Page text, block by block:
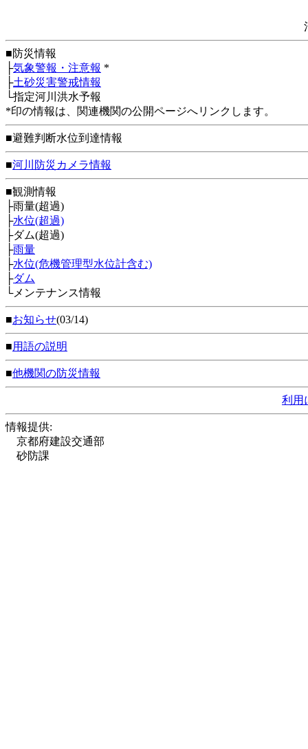
■防災情報
├気象警報・注意報 *
├土砂災害警戒情報
└指定河川洪水予報
*印の情報は、関連機関の公開ページへリンクします。
■避難判断水位到達情報
■河川防災カメラ情報
■観測情報
├雨量(超過)
├水位(超過)
├ダム(超過)
├雨量
├水位(危機管理型水位計含む)
├ダム
└メンテナンス情報
■お知らせ(03/14)
■用語の説明
■他機関の防災情報
利用
情報提供:
京都府建設交通部
砂防課